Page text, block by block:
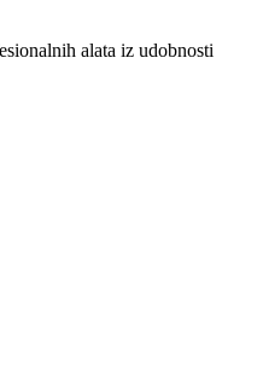
alata iz udobnosti